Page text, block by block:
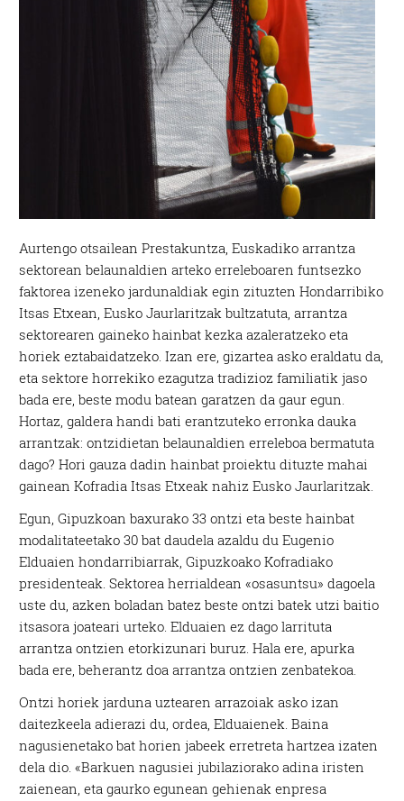
Aurtengo otsailean Prestakuntza, Euskadiko arrantza
sektorean belaunaldien arteko erreleboaren funtsezko
faktorea izeneko jardunaldiak egin zituzten Hondarribiko
Itsas Etxean, Eusko Jaurlaritzak bultzatuta, arrantza
sektorearen gaineko hainbat kezka azaleratzeko eta
horiek eztabaidatzeko. Izan ere, gizartea asko eraldatu da,
eta sektore horrekiko ezagutza tradizioz familiatik jaso
bada ere, beste modu batean garatzen da gaur egun.
Hortaz, galdera handi bati erantzuteko erronka dauka
arrantzak: ontzidietan belaunaldien erreleboa bermatuta
dago? Hori gauza dadin hainbat proiektu dituzte mahai
gainean Kofradia Itsas Etxeak nahiz Eusko Jaurlaritzak.
Egun, Gipuzkoan baxurako 33 ontzi eta beste hainbat
modalitateetako 30 bat daudela azaldu du Eugenio
Elduaien hondarribiarrak, Gipuzkoako Kofradiako
presidenteak. Sektorea herrialdean «osasuntsu» dagoela
uste du, azken boladan batez beste ontzi batek utzi baitio
itsasora joateari urteko. Elduaien ez dago larrituta
arrantza ontzien etorkizunari buruz. Hala ere, apurka
bada ere, beherantz doa arrantza ontzien zenbatekoa.
Ontzi horiek jarduna uztearen arrazoiak asko izan
daitezkeela adierazi du, ordea, Elduaienek. Baina
nagusienetako bat horien jabeek erretreta hartzea izaten
dela dio. «Barkuen nagusiei jubilaziorako adina iristen
zaienean, eta gaurko egunean gehienak enpresa